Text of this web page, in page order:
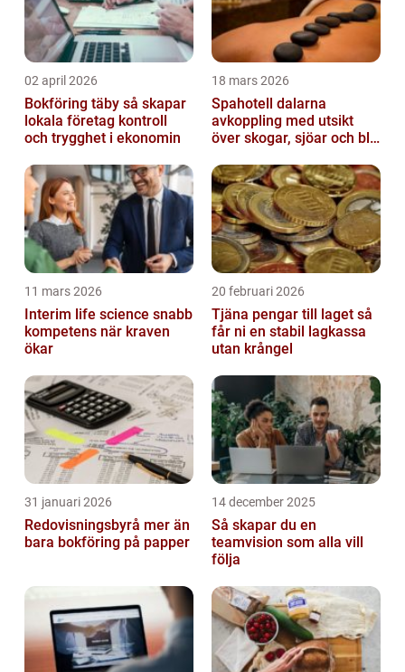
02 april 2026
Bokföring täby så skapar
lokala företag kontroll
och trygghet i ekonomin
18 mars 2026
Spahotell dalarna
avkoppling med utsikt
över skogar, sjöar och blå
11 mars 2026
Interim life science snabb
kompetens när kraven
ökar
20 februari 2026
Tjäna pengar till laget så
får ni en stabil lagkassa
utan krångel
31 januari 2026
Redovisningsbyrå mer än
bara bokföring på papper
14 december 2025
Så skapar du en
teamvision som alla vill
följa